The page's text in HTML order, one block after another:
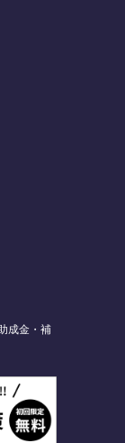
成金・補